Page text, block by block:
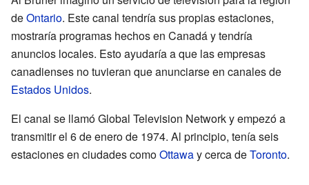
deOntario. Este canal tendría sus propias estaciones,
mostraría programas hechos en Canadá y tendría
anuncios locales. Esto ayudaría a que las empresas
canadienses no tuvieran que anunciarse en canales de
Estados Unidos.
El canal se llamó Global Television Network y empezó a
transmitir el 6 de enero de 1974. Al principio, tenía seis
estaciones en ciudades comoOttaway cerca deToronto.